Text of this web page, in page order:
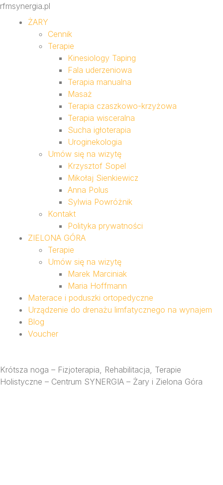
rfmsynergia.pl
ŻARY
Cennik
Terapie
Kinesiology Taping
Fala uderzeniowa
Terapia manualna
Masaż
Terapia czaszkowo-krzyżowa
Terapia wisceralna
Sucha igłoterapia
Uroginekologia
Umów się na wizytę
Krzysztof Sopel
Mikołaj Sienkiewicz
Anna Polus
Sylwia Powróżnik
Kontakt
Polityka prywatności
ZIELONA GÓRA
Terapie
Umów się na wizytę
Marek Marciniak
Maria Hoffmann
Materace i poduszki ortopedyczne
Urządzenie do drenażu limfatycznego na wynajem
Blog
Voucher
Krótsza noga – Fizjoterapia, Rehabilitacja, Terapie
Holistyczne – Centrum SYNERGIA – Żary i Zielona Góra